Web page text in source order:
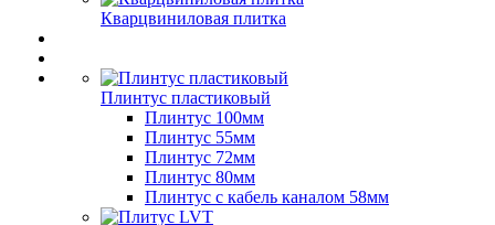
Кварцвиниловая плитка
Плинтус пластиковый
Плинтус 100мм
Плинтус 55мм
Плинтус 72мм
Плинтус 80мм
Плинтус с кабель каналом 58мм